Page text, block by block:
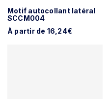
Motif autocollant latéral
SCCM004
À partir de 16,24€